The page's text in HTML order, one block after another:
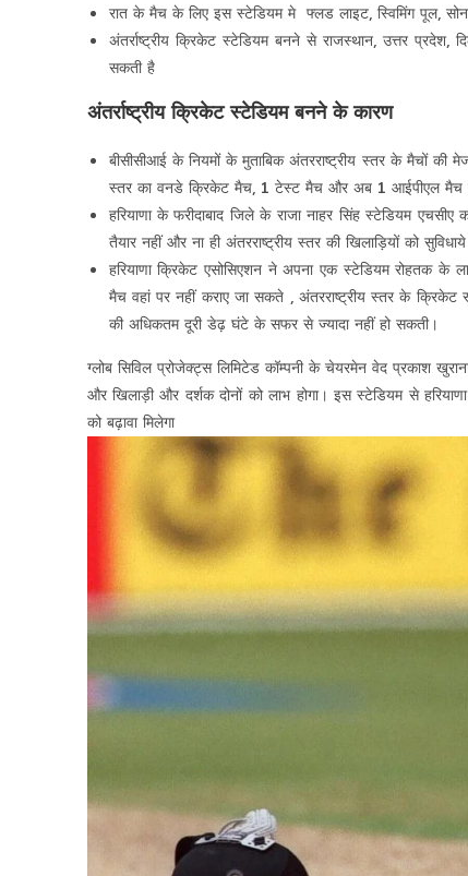
रात के मैच के लिए इस स्टेडियम मे फ्लड लाइट, स्विमिंग पूल,
अंतर्राष्ट्रीय क्रिकेट स्टेडियम बनने से राजस्थान, उत्तर प्रदेश,
सकती है
अंतर्राष्ट्रीय क्रिकेट स्टेडियम बनने के कारण
बीसीसीआई के नियमों के मुताबिक अंतरराष्ट्रीय स्तर के मैचों की
स्तर का वनडे क्रिकेट मैच, 1 टेस्ट मैच और अब 1 आईपीएल मैच
हरियाणा के फरीदाबाद जिले के राजा नाहर सिंह स्टेडियम
तैयार नहीं और ना ही अंतरराष्ट्रीय स्तर की खिलाड़ियों को
हरियाणा क्रिकेट एसोसिएशन ने अपना एक स्टेडियम रोहतक के
मैच वहां पर नहीं कराए जा सकते , अंतरराष्ट्रीय स्तर के
की अधिकतम दूरी डेढ़ घंटे के सफर से ज्यादा नहीं हो सकती।
ग्लोब सिविल प्रोजेक्ट्स लिमिटेड कॉम्पनी के चेयरमेन वेद प्रकाश
और खिलाड़ी और दर्शक दोनों को लाभ होगा। इस स्टेडियम से
को बढ़ावा मिलेगा